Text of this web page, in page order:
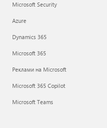
Microsoft Security
Azure
Dynamics 365
Microsoft 365
Реклами на Microsoft
Microsoft 365 Copilot
Microsoft Teams